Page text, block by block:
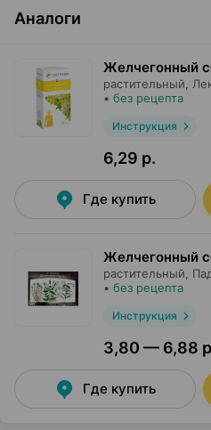
Аналоги
Желчегонный
растительный,
• без рецепта
Инструкция
6,29 р.
Где купить
Желчегонный
растительный,
• без рецепта
Инструкция
3,80 — 6,88
Где купить